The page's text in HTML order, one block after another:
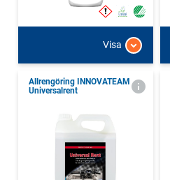
Visa
Allrengöring INNOVATEAM
Universalrent